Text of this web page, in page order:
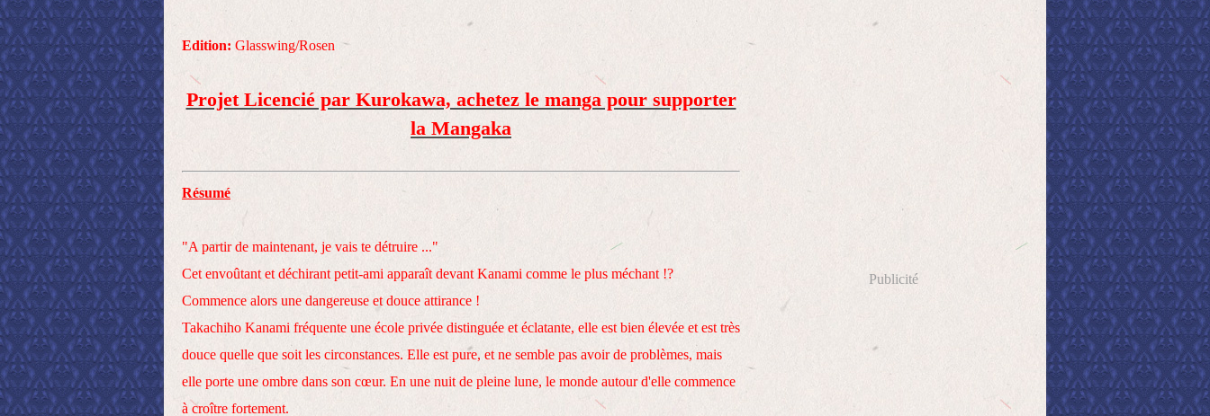
Edition: Glasswing/Rosen
Projet Licencié par Kurokawa, achetez le manga pour supporter
la Mangaka
Résumé
"A partir de maintenant, je vais te détruire ..."
Cet envoûtant et déchirant petit-ami apparaît devant Kanami comme le plus méchant !?
Commence alors une dangereuse et douce attirance !
Takachiho Kanami fréquente une école privée distinguée et éclatante, elle est bien élevée et est très
douce quelle que soit les circonstances. Elle est pure, et ne semble pas avoir de problèmes, mais
elle porte une ombre dans son cœur. En une nuit de pleine lune, le monde autour d'elle commence
à croître fortement.
Publicité